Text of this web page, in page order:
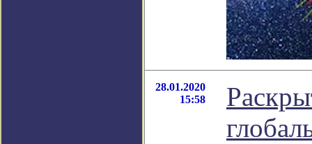
28.01.2020
15:58